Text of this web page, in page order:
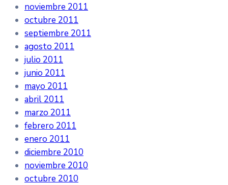
noviembre 2011
octubre 2011
septiembre 2011
agosto 2011
julio 2011
junio 2011
mayo 2011
abril 2011
marzo 2011
febrero 2011
enero 2011
diciembre 2010
noviembre 2010
octubre 2010